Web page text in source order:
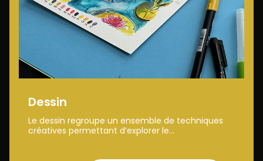
Dessin
Le dessin regroupe un ensemble de techniques
créatives permettant d’explorer le...